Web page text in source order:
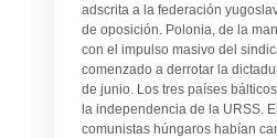
adscrita a la federación
de oposición. Polonia, de la
con el impulso masivo del
comenzado a derrotar la
de junio. Los tres países
la independencia de la URSS.
comunistas húngaros habían